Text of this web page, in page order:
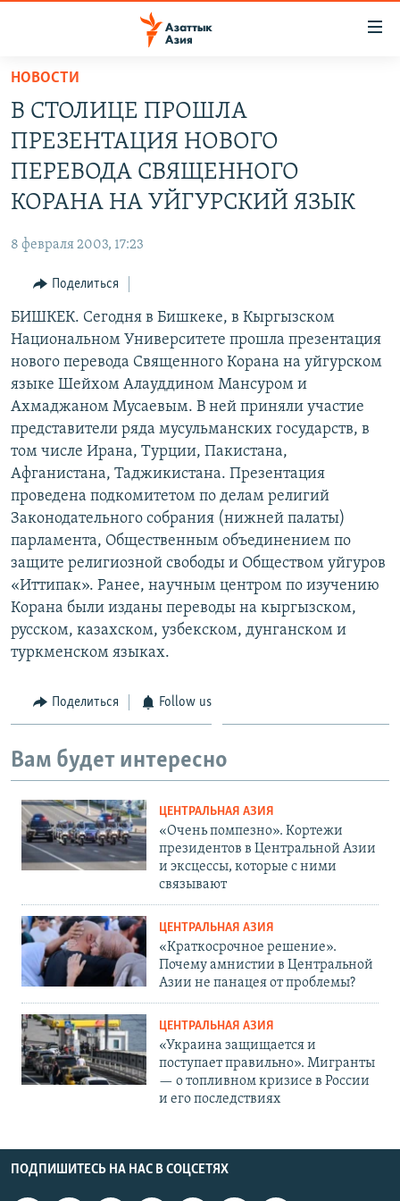
Вернуться
основному
содержанию
Вернутся
главной
Вернутся
поиску
КЫРГЫЗСТАН
УЗБЕКИСТАН
ВОЙНА В УКРАИНЕ
НА ДРУГИХ ЯЗЫКАХ
КЫРГЫЗЧА
ЎЗБЕКЧА
ТОҶИКӢ
ПОДПИШИТЕСЬ НА НАС В СОЦСЕТЯХ
Все сайты РСЕ/РС
НОВОСТИ
В СТОЛИЦЕ ПРОШЛА
ПРЕЗЕНТАЦИЯ НОВОГО
ПЕРЕВОДА СВЯЩЕННОГО
КОРАНА НА УЙГУРСКИЙ ЯЗЫК
8 февраля 2003, 17:23
Поделиться
БИШКЕК. Сегодня в Бишкеке, в Кыргызском
Национальном Университете прошла презентация
нового перевода Священного Корана на уйгурском
языке Шейхом Алауддином Мансуром и
Ахмаджаном Мусаевым. В ней приняли участие
представители ряда мусульманских государств, в
том числе Ирана, Турции, Пакистана,
Афганистана, Таджикистана. Презентация
проведена подкомитетом по делам религий
Законодательного собрания (нижней палаты)
парламента, Общественным объединением по
защите религиозной свободы и Обществом уйгуров
«Иттипак». Ранее, научным центром по изучению
Корана были изданы переводы на кыргызском,
русском, казахском, узбекском, дунганском и
туркменском языках.
Поделиться Follow us
Вам будет интересно
ЦЕНТРАЛЬНАЯ АЗИЯ
«Очень помпезно». Кортежи
президентов в Центральной Азии
и эксцессы, которые с ними
связывают
ЦЕНТРАЛЬНАЯ АЗИЯ
«Краткосрочное решение».
Почему амнистии в Центральной
Азии не панацея от проблемы?
ЦЕНТРАЛЬНАЯ АЗИЯ
«Украина защищается и
поступает правильно». Мигранты
— о топливном кризисе в России
и его последствиях
ПОДПИШИТЕСЬ НА НАС В СОЦСЕТЯХ